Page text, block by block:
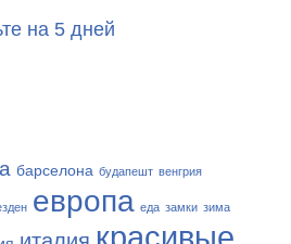
на 5 дней
барселона будапешт венгрия
европа еда замки зима